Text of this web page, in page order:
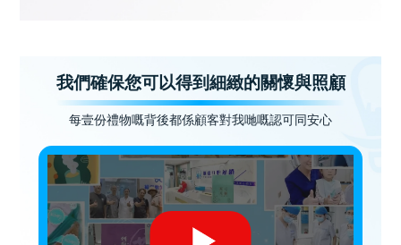
我們確保您可以得到細緻的關懷與照顧
每壹份禮物嘅背後都係顧客對我哋嘅認可同安心